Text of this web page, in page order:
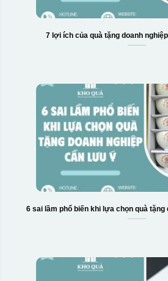
7 lợi ích của quà tặng doanh
6 sai lầm phổ biến khi lựa chọn quà